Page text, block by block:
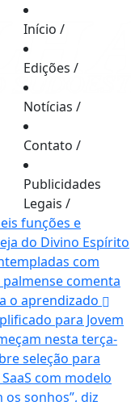
Início /
Edições /
Notícias /
Contato /
Publicidades
Legais /
funções e
do Divino Espírito
com
comenta
o aprendizado
para Jovem
nesta terça-
seleção para
com modelo
os sonhos”, diz